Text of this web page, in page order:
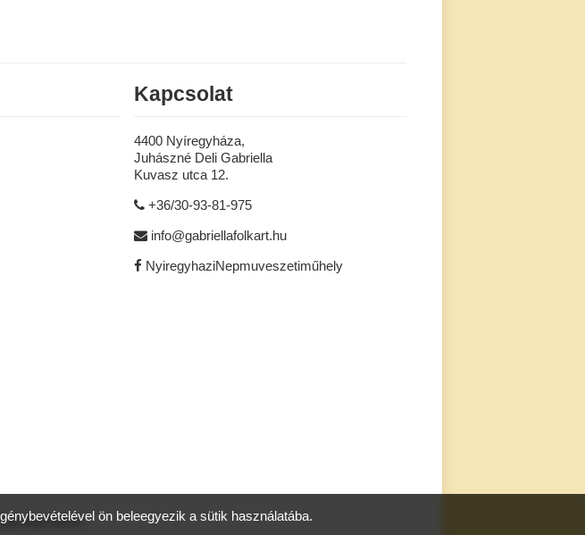
ön beleegyezik a sütik használatába.
Kapcsolat
4400 Nyíregyháza,
Juhászné Deli Gabriella
Kuvasz utca 12.
+36/30-93-81-975
info@gabriellafolkart.hu
NyiregyhaziNepmuveszetiműhely